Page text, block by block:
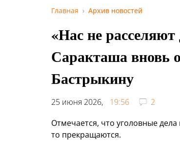
Главная Архив новостей
«Нас не
Саракташа вновь
Бастрыкину
25 июня 2026, 19:56
2
Отмечается, что уголовные
то прекращаются.